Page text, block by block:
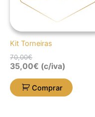
Kit Torneiras
70,00€
35,00€ (c/iva)
Comprar